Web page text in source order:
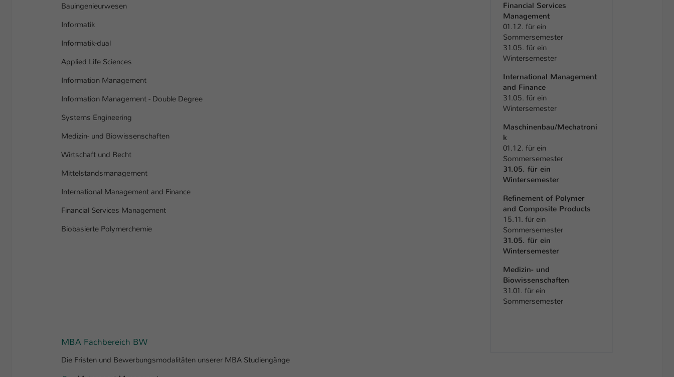
Bauingenieurwesen
Informatik
Informatik-dual
Applied Life Sciences
Information Management
Information Management - Double Degree
Systems Engineering
Medizin- und Biowissenschaften
Wirtschaft und Recht
Mittelstandsmanagement
International Management and Finance
Financial Services Management
Biobasierte Polymerchemie
MBA Fachbereich BW
Die Fristen und Bewerbungsmodalitäten unserer MBA Studiengänge
Financial Services
Management
01.12. für ein
Sommersemester
31.05. für ein
Wintersemester
International Management
and Finance
31.05. für ein
Wintersemester
Maschinenbau/Mechatroni
k
01.12. für ein
Sommersemester
31.05. für ein
Wintersemester
Refinement of Polymer
and Composite Products
15.11. für ein
Sommersemester
31.05. für ein
Wintersemester
Medizin- und
Biowissenschaften
31.01. für ein
Sommersemester